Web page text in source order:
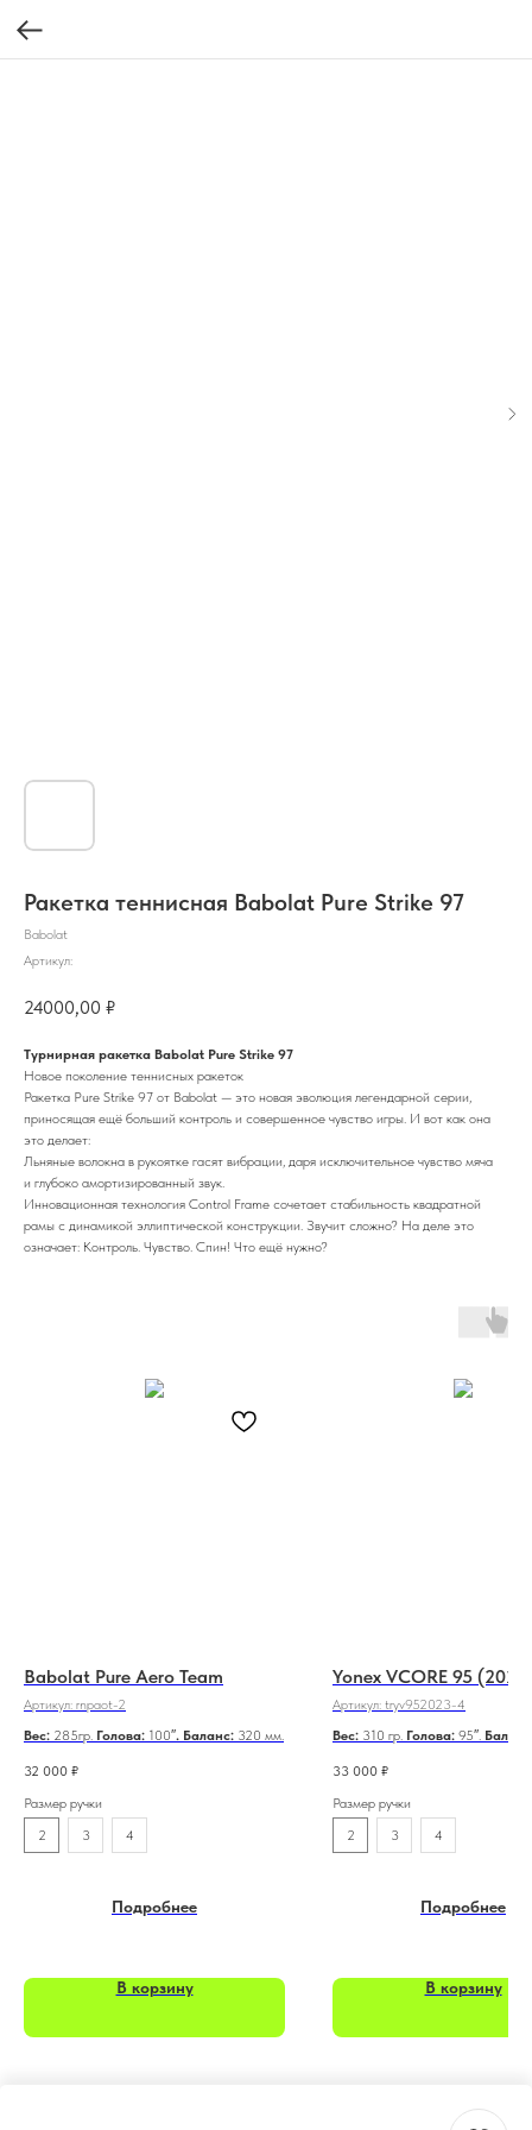
Ракетка теннисная Babolat Pure Strike 97
Babolat
Артикул:
24000,00 ₽
Турнирная ракетка Babolat Pure Strike 97
Новое поколение теннисных ракеток
Ракетка Pure Strike 97 от Babolat — это новая эволюция легендарной серии,
приносящая ещё больший контроль и совершенное чувство игры. И вот как она
это делает:
Льняные волокна в рукоятке гасят вибрации, даря исключительное чувство мяча
и глубоко амортизированный звук.
Инновационная технология Control Frame сочетает стабильность квадратной
рамы с динамикой эллиптической конструкции. Звучит сложно? На деле это
означает: Контроль. Чувство. Спин! Что ещё нужно?
Babolat Pure Aero Team
Артикул: rnpaot-2
Вес: 285гр. Голова: 100″. Баланс: 320 мм.
32 000 ₽
Размер ручки
2
3 4
Подробнее
В корзину
Yonex VCORE 95
Артикул: tryv952023-4
Вес: 310 гр. Голова: 95″.
33 000 ₽
Размер ручки
2
3 4
Подробнее
В корзину